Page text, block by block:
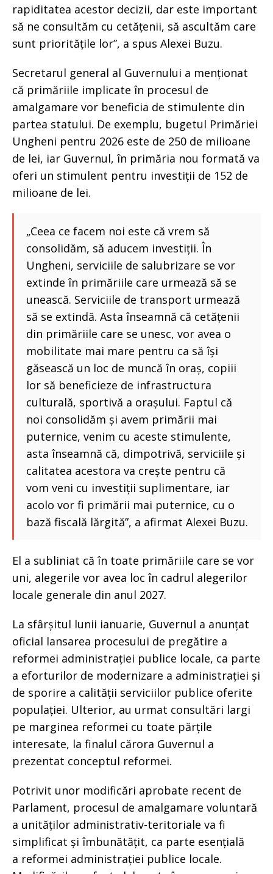
rapiditatea acestor decizii, dar este important
să ne consultăm cu cetățenii, să ascultăm care
sunt prioritățile lor”, a spus Alexei Buzu.
Secretarul general al Guvernului a menționat
că primăriile implicate în procesul de
amalgamare vor beneficia de stimulente din
partea statului. De exemplu, bugetul Primăriei
Ungheni pentru 2026 este de 250 de milioane
de lei, iar Guvernul, în primăria nou formată va
oferi un stimulent pentru investiții de 152 de
milioane de lei.
„Ceea ce facem noi este că vrem să
consolidăm, să aducem investiții. În
Ungheni, serviciile de salubrizare se vor
extinde în primăriile care urmează să se
unească. Serviciile de transport urmează
să se extindă. Asta înseamnă că cetățenii
din primăriile care se unesc, vor avea o
mobilitate mai mare pentru ca să își
găsească un loc de muncă în oraș, copiii
lor să beneficieze de infrastructura
culturală, sportivă a orașului. Faptul că
noi consolidăm și avem primării mai
puternice, venim cu aceste stimulente,
asta înseamnă că, dimpotrivă, serviciile și
calitatea acestora va crește pentru că
vom veni cu investiții suplimentare, iar
acolo vor fi primării mai puternice, cu o
bază fiscală lărgită”, a afirmat Alexei Buzu.
El a subliniat că în toate primăriile care se vor
uni, alegerile vor avea loc în cadrul alegerilor
locale generale din anul 2027.
La sfârșitul lunii ianuarie, Guvernul a anunțat
oficial lansarea procesului de pregătire a
reformei administrației publice locale, ca parte
a eforturilor de modernizare a administrației și
de sporire a calității serviciilor publice oferite
populației. Ulterior, au urmat consultări largi
pe marginea reformei cu toate părțile
interesate, la finalul cărora Guvernul a
prezentat conceptul reformei.
Potrivit unor modificări aprobate recent de
Parlament, procesul de amalgamare voluntară
a unităților administrativ-teritoriale va fi
simplificat și îmbunătățit, ca parte esențială
a reformei administrației publice locale.